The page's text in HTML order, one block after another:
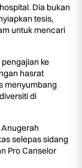
Dia bukan
tesis,
untuk mencari
ke
hasrat
menyumbang
di
selepas sidang
Pro Canselor